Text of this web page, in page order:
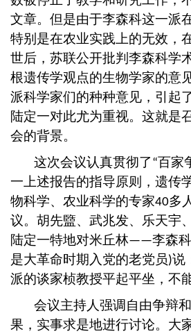
文章。但是由于李森科这一派
特别是在农业实践上的无效，
世后，苏联公开批判李森科学
根遗传学观点的生物学家的意
派科学家们的种种意见，引起
陆定一对此尤为重视。这就是
会的背景。
这次会议认真贯彻了 “百家
一上述报告的指导原则，遗传
物科学、农业科学的专家40多
议。胡先盬、武兆发、乐天宇
陆定一特地对米丘林——李森
是大革命时期入党的老党员)说
派的谈家桢教授平起平坐，不
会议主持人强调自由争辩
果，实事求是地进行讨论。大